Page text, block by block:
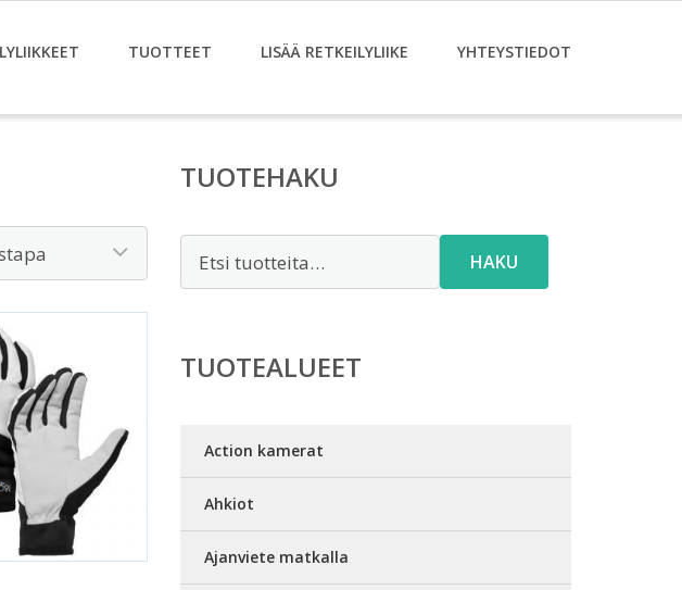
TUOTTEET LISÄÄ RETKEILYLIIKE YHTEYSTIEDOT
TUOTEHAKU
HAKU
TUOTEALUEET
Action kamerat
Ahkiot
Ajanviete matkalla